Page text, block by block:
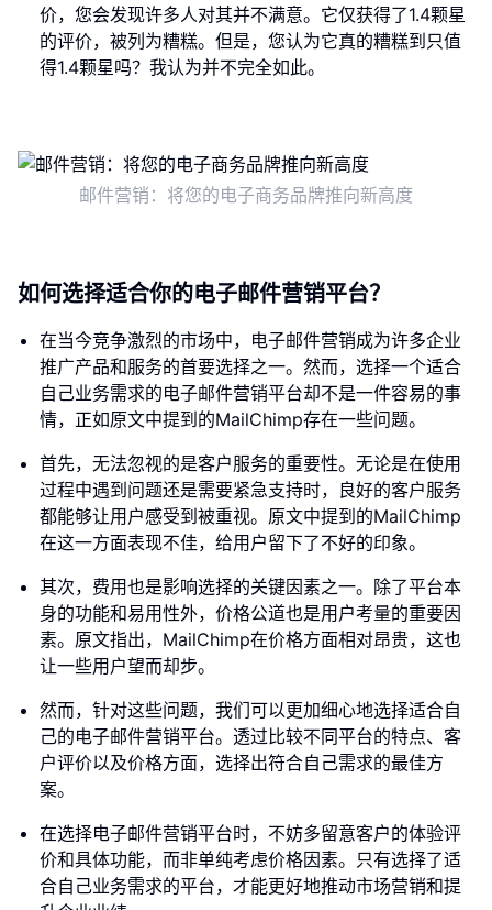
价，您会发现许多人对其并不满意。它仅获得了1.4颗星
的评价，被列为糟糕。但是，您认为它真的糟糕到只值
得1.4颗星吗？我认为并不完全如此。
邮件营销：将您的电子商务品牌推向新高度
如何选择适合你的电子邮件营销平台？
在当今竞争激烈的市场中，电子邮件营销成为许多企业
推广产品和服务的首要选择之一。然而，选择一个适合
自己业务需求的电子邮件营销平台却不是一件容易的事
情，正如原文中提到的MailChimp存在一些问题。
首先，无法忽视的是客户服务的重要性。无论是在使用
过程中遇到问题还是需要紧急支持时，良好的客户服务
都能够让用户感受到被重视。原文中提到的MailChimp
在这一方面表现不佳，给用户留下了不好的印象。
其次，费用也是影响选择的关键因素之一。除了平台本
身的功能和易用性外，价格公道也是用户考量的重要因
素。原文指出，MailChimp在价格方面相对昂贵，这也
让一些用户望而却步。
然而，针对这些问题，我们可以更加细心地选择适合自
己的电子邮件营销平台。透过比较不同平台的特点、客
户评价以及价格方面，选择出符合自己需求的最佳方
案。
在选择电子邮件营销平台时，不妨多留意客户的体验评
价和具体功能，而非单纯考虑价格因素。只有选择了适
合自己业务需求的平台，才能更好地推动市场营销和提